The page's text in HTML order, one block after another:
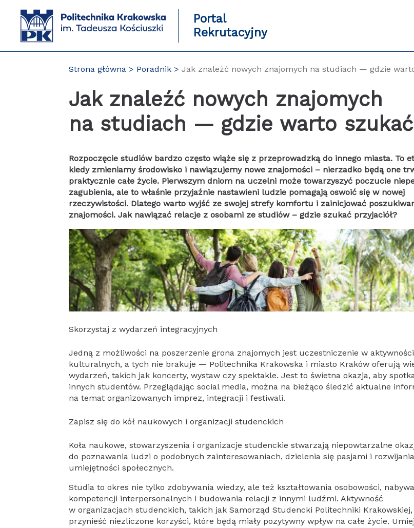
zawartości
strony
Portal
Rekrutacyjny
Strona główna Poradnik Jak znaleźć nowych znajomych na studiach — gdzie
Jak znaleźć nowych znajomych
na studiach — gdzie warto
Rozpoczęcie studiów bardzo często wiąże się z przeprowadzką do innego miasta. To
kiedy zmieniamy środowisko i nawiązujemy nowe znajomości – nierzadko będą one
praktycznie całe życie. Pierwszym dniom na uczelni może towarzyszyć poczucie
zagubienia, ale to właśnie przyjaźnie nastawieni ludzie pomagają oswoić się w nowej
rzeczywistości. Dlatego warto wyjść ze swojej strefy komfortu i zainicjować
znajomości. Jak nawiązać relacje z osobami ze studiów – gdzie szukać przyjaciół?
Skorzystaj z wydarzeń integracyjnych
Jedną z możliwości na poszerzenie grona znajomych jest uczestniczenie w
kulturalnych, a tych nie brakuje — Politechnika Krakowska i miasto Kraków oferują
wydarzeń, takich jak koncerty, wystaw czy spektakle. Jest to świetna okazja, aby
innych studentów. Przeglądając social media, można na bieżąco śledzić aktualne
na temat organizowanych imprez, integracji i festiwali.
Zapisz się do kół naukowych i organizacji studenckich
Koła naukowe, stowarzyszenia i organizacje studenckie stwarzają niepowtarzalne
do poznawania ludzi o podobnych zainteresowaniach, dzielenia się pasjami i rozwijania
umiejętności społecznych.
Studia to okres nie tylko zdobywania wiedzy, ale też kształtowania osobowości,
kompetencji interpersonalnych i budowania relacji z innymi ludźmi. Aktywność
w organizacjach studenckich, takich jak Samorząd Studencki Politechniki
przynieść niezliczone korzyści, które będą miały pozytywny wpływ na całe życie.